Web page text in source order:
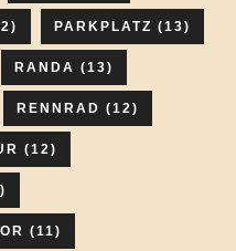
PARKPLATZ (13)
RANDA (13)
RENNRAD (12)
(12)
(11)